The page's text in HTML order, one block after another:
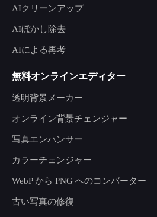
AIクリーンアップ
AIぼかし除去
AIによる再考
無料オンラインエディター
透明背景メーカー
オンライン背景チェンジャー
写真エンハンサー
カラーチェンジャー
WebP から PNG へのコンバーター
古い写真の修復